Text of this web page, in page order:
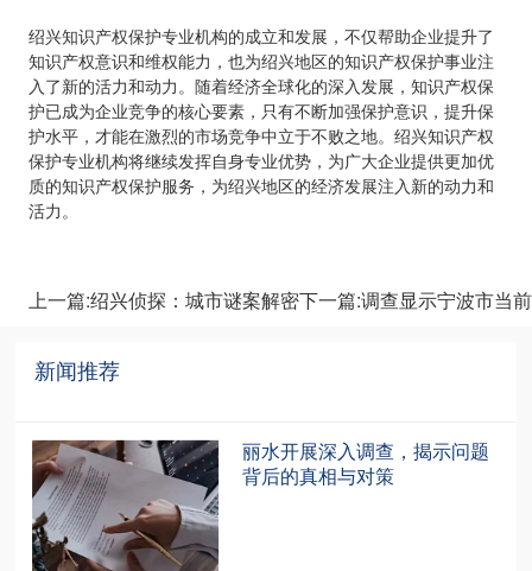
绍兴知识产权保护专业机构的成立和发展，不仅帮助企业提升了
知识产权意识和维权能力，也为绍兴地区的知识产权保护事业注
入了新的活力和动力。随着经济全球化的深入发展，知识产权保
护已成为企业竞争的核心要素，只有不断加强保护意识，提升保
护水平，才能在激烈的市场竞争中立于不败之地。绍兴知识产权
保护专业机构将继续发挥自身专业优势，为广大企业提供更加优
质的知识产权保护服务，为绍兴地区的经济发展注入新的动力和
活力。
上一篇:绍兴侦探：城市谜案解密下一篇:调查显示宁波市当
新闻推荐
丽水开展深入调查，揭示问题
背后的真相与对策